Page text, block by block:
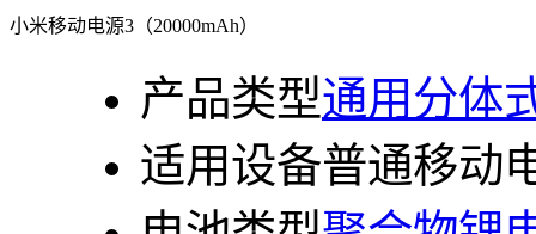
小米移动电源3（20000mAh）
产品类型通用分体
适用设备普通移动